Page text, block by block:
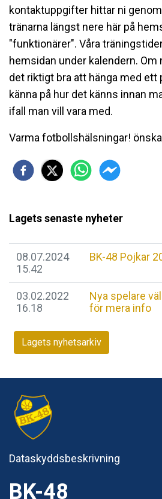
kontaktuppgifter hittar ni
tränarna längst nere här på
"funktionärer". Våra
hemsidan under kalendern. Om
det riktigt bra att hänga med ett
känna på hur det känns innan
ifall man vill vara med.
Varma fotbollshälsningar!
Lagets senaste nyheter
08.07.2024
15.42
BK-48 Pojkar
03.02.2022
16.18
Nya spelare
för mera info
Lagets nyhetsarkiv
Dataskyddsbeskrivning
BK-48